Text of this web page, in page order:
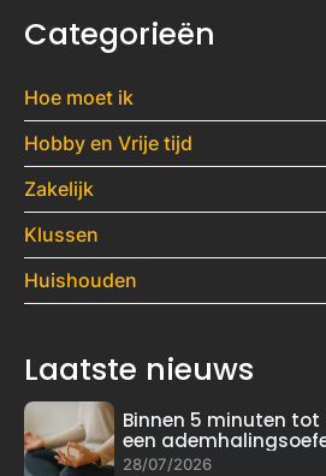
Categorieën
Hoe moet ik
Hobby en Vrije tijd
Zakelijk
Klussen
Huishouden
Laatste nieuws
Binnen 5 minuten
een
28/07/2026